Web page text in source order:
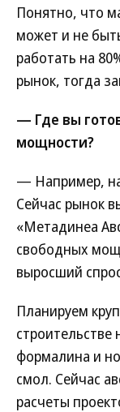
Понятно, что
может и не
работать на
рынок, тогда
— Где вы
мощности?
— Например,
Сейчас рынок
«Метадинеа
свободных
выросший
Планируем
строительстве
формалина и
смол. Сейчас
расчеты